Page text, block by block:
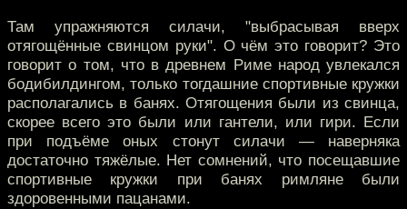
Там упражняются силачи, "выбрасывая вверх
отягощённые свинцом руки". О чём это говорит? Это
говорит о том, что в древнем Риме народ увлекался
бодибилдингом, только тогдашние спортивные кружки
располагались в банях. Отягощения были из свинца,
скорее всего это были или гантели, или гири. Если
при подъёме оных стонут силачи — наверняка
достаточно тяжёлые. Нет сомнений, что посещавшие
спортивные кружки при банях римляне были
здоровенными пацанами.